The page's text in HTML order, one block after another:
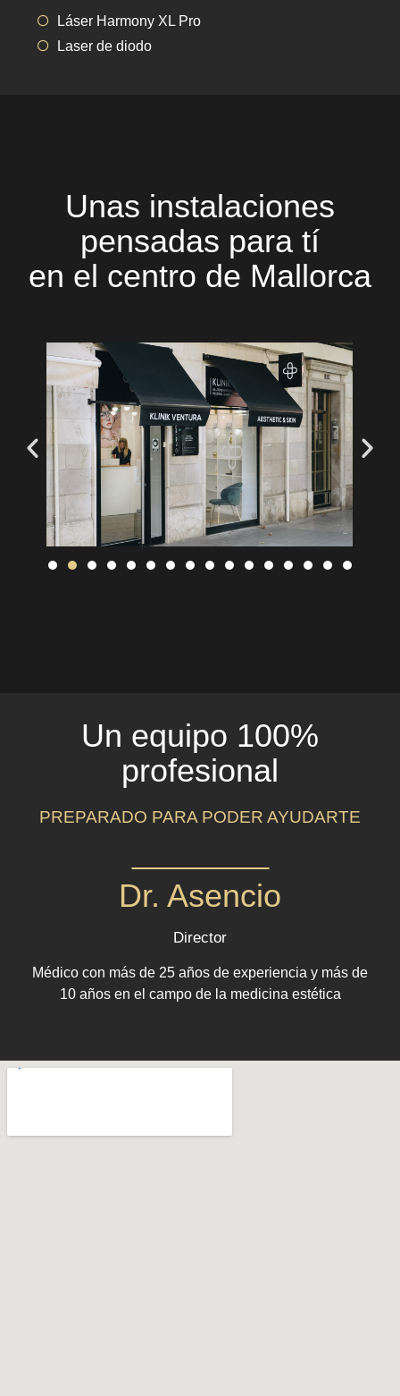
Láser Harmony XL Pro
Laser de diodo
Unas instalaciones
pensadas para tí
en el centro de Mallorca
Un equipo 100%
profesional
PREPARADO PARA PODER AYUDARTE
Dr. Asencio
Director
Médico con más de 25 años de experiencia y más de
10 años en el campo de la medicina estética